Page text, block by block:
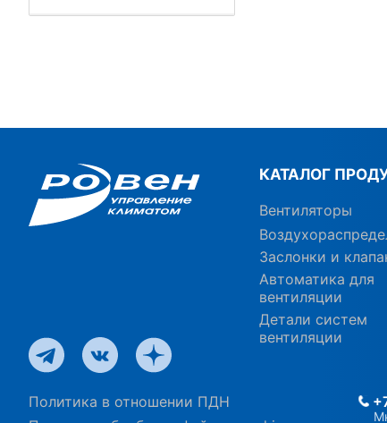
КАТАЛОГ
Вентиляторы
Заслонки и
Автоматика для
вентиляции
Детали систем
вентиляции
Политика в отношении ПДН